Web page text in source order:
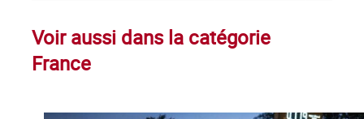
Voir aussi dans la catégorie
France